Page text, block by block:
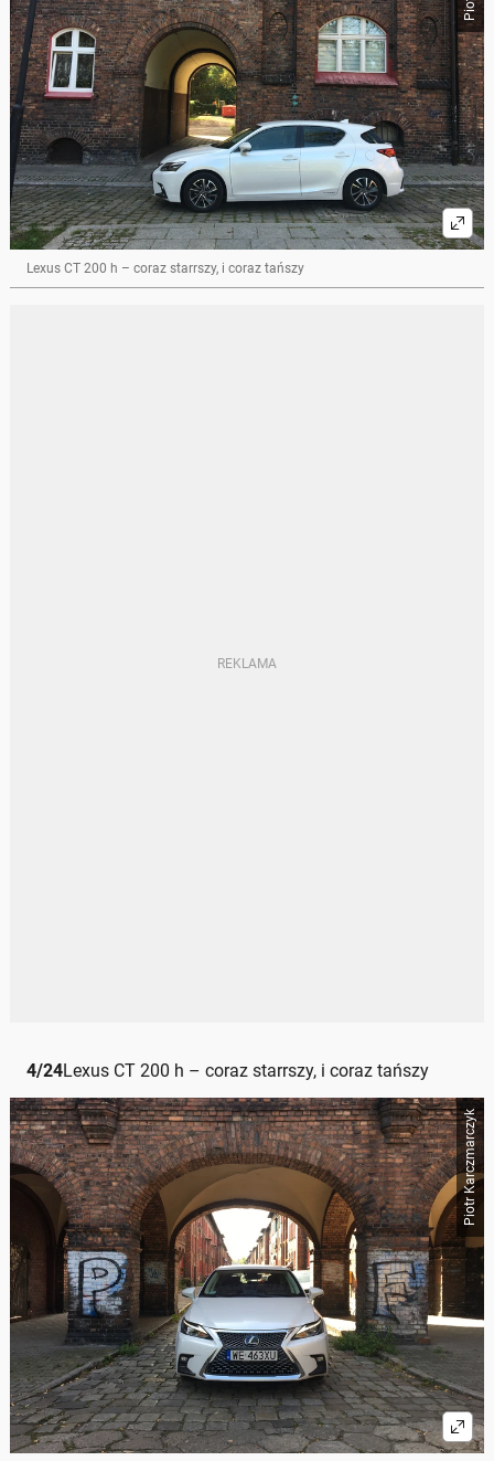
Lexus CT 200 h – coraz starrszy, i coraz tańszy
4/24Lexus CT 200 h – coraz starrszy, i coraz tańszy
Piotr Karczmarczyk